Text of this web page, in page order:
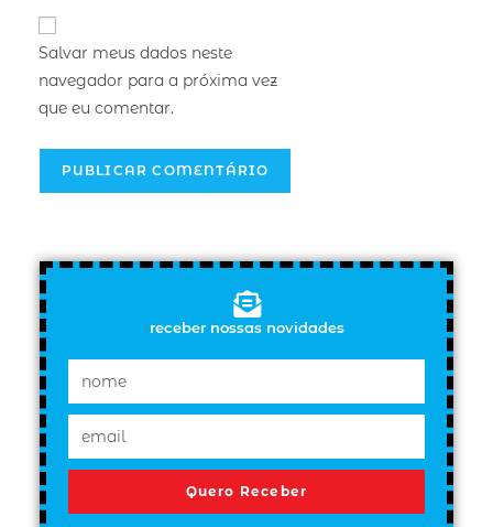
Salvar meus dados neste
navegador para a próxima vez
que eu comentar.
receber nossas novidades
Quero Receber